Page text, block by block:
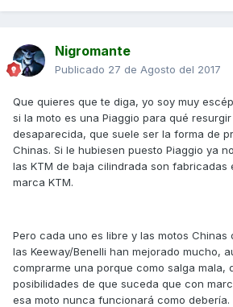
Nigromante
Publicado 27 de Agosto del 2017
Que quieres que te diga, yo soy muy
si la moto es una Piaggio para qué
desaparecida, que suele ser la forma de
Chinas. Si le hubiesen puesto Piaggio ya
las KTM de baja cilindrada son fabricadas
marca KTM.
Pero cada uno es libre y las motos
las Keeway/Benelli han mejorado mucho,
comprarme una porque como salga mala,
posibilidades de que suceda que con
esa moto nunca funcionará como debería.